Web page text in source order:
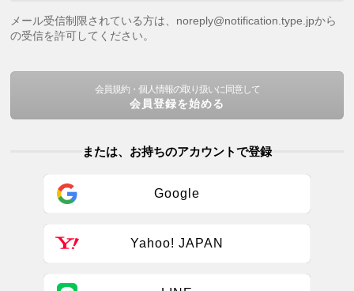
メール受信制限されている方は、noreply@notification.type.jpから
の受信を許可してください。
会員規約・個人情報の取り扱いに同意して
会員登録を始める
または、お持ちのアカウントで登録
Google
Yahoo! JAPAN